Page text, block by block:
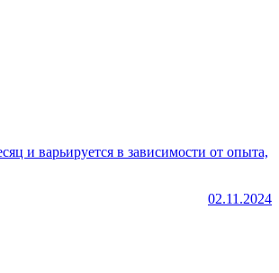
и варьируется в зависимости от опыта,
02.11.2024